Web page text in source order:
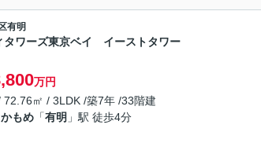
有明
タワーズ東京ベイ イーストタワー
万円
72.76㎡ / 3LDK /築7年 /33階建
もめ 「有明 」駅 徒歩4分